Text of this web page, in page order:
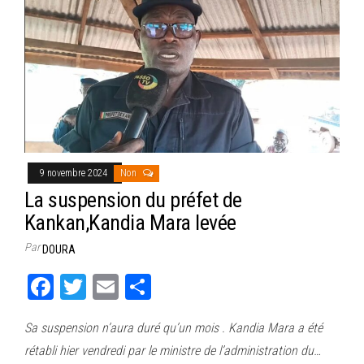
9 novembre 2024 Non
La suspension du préfet de
Kankan,Kandia Mara levée
ParDOURA
Fa
bo
T
tt
E
ail ag
Sa suspension n’aura duré qu’un mois . Kandia Mara a été
rétabli hier vendredi par le ministre de l’administration du…